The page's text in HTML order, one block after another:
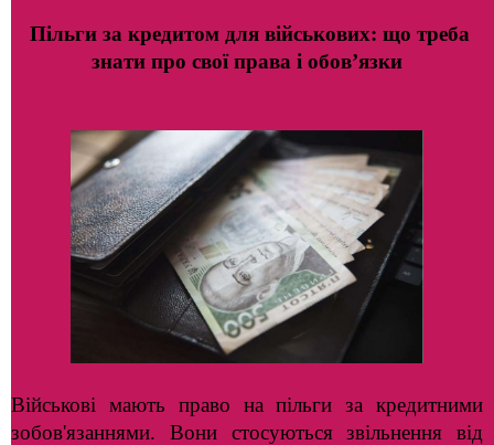
Пільги за кредитом для військових: що треба
знати про свої права і обов’язки
Військові мають право на пільги за кредитними
зобов'язаннями. Вони стосуються звільнення від